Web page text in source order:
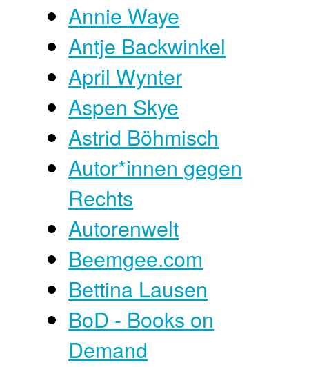
Annie Waye
Antje Backwinkel
April Wynter
Aspen Skye
Astrid Böhmisch
Autor*innen gegen
Rechts
Autorenwelt
Beemgee.com
Bettina Lausen
BoD - Books on
Demand